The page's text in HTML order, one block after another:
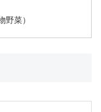
菜）